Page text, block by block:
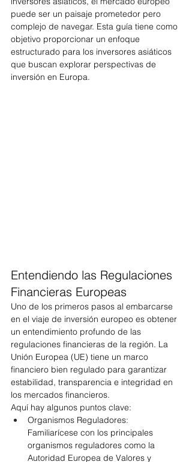
puede ser un paisaje prometedor pero
complejo de navegar. Esta guía tiene como
objetivo proporcionar un enfoque
estructurado para los inversores asiáticos
que buscan explorar perspectivas de
inversión en Europa.
Entendiendo las Regulaciones
Financieras Europeas
Uno de los primeros pasos al embarcarse
en el viaje de inversión europeo es obtener
un entendimiento profundo de las
regulaciones financieras de la región. La
Unión Europea (UE) tiene un marco
financiero bien regulado para garantizar
estabilidad, transparencia e integridad en
los mercados financieros.
Aquí hay algunos puntos clave:
Organismos Reguladores:
Familiarícese con los principales
organismos reguladores como la
Autoridad Europea de Valores y